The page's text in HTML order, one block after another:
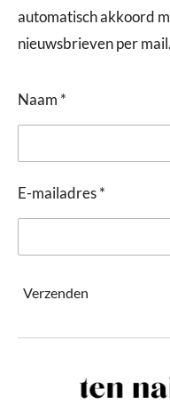
automatisch akkoord
nieuwsbrieven per mail.
Naam *
E-mailadres *
Verzenden